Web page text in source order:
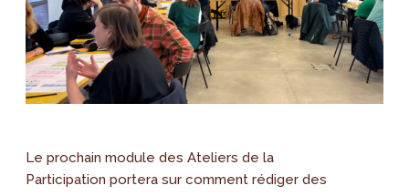
Le prochain module des Ateliers de la
Participation portera sur comment rédiger des